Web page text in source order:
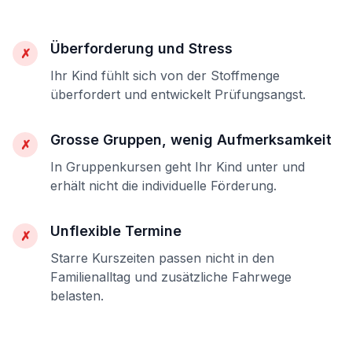
✗ Überforderung und Stress
Ihr Kind fühlt sich von der Stoffmenge
überfordert und entwickelt Prüfungsangst.
✗ Grosse Gruppen, wenig Aufmerksamkeit
In Gruppenkursen geht Ihr Kind unter und
erhält nicht die individuelle Förderung.
✗ Unflexible Termine
Starre Kurszeiten passen nicht in den
Familienalltag und zusätzliche Fahrwege
belasten.